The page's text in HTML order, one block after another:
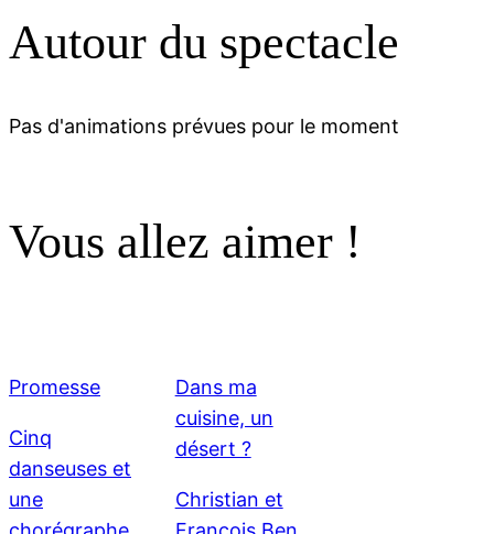
Autour du spectacle
Pas d'animations prévues pour le moment
Vous allez aimer !
Promesse
Cinq
danseuses et
une
Dans ma
cuisine, un
désert ?
Christian et